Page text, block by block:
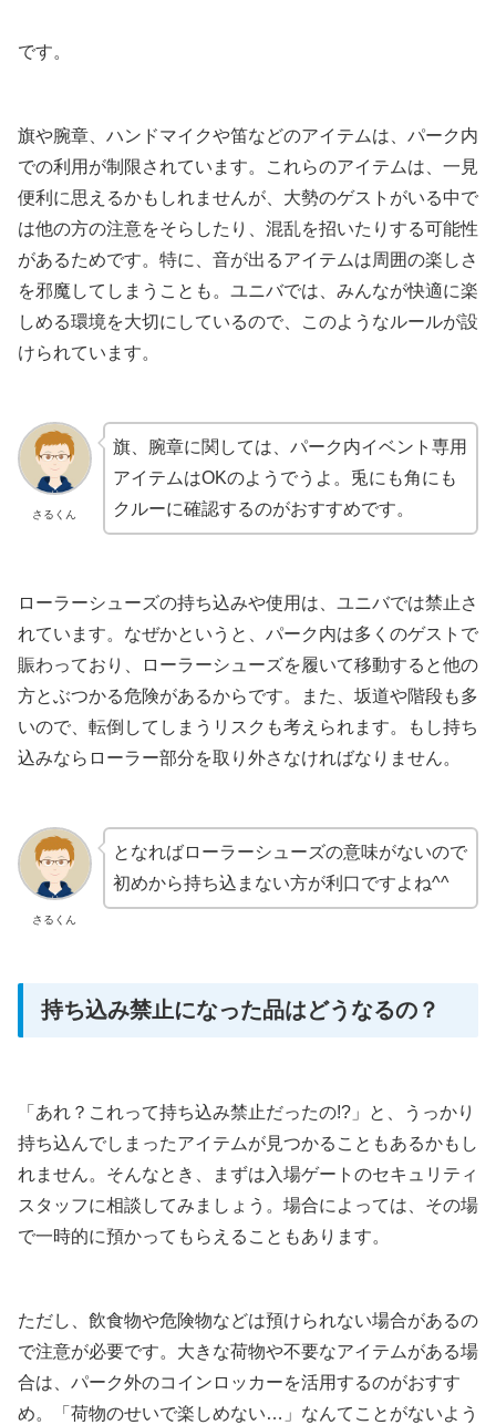
です。
旗や腕章、ハンドマイクや笛などのアイテムは、パーク内
での利用が制限されています。これらのアイテムは、一見
便利に思えるかもしれませんが、大勢のゲストがいる中で
は他の方の注意をそらしたり、混乱を招いたりする可能性
があるためです。特に、音が出るアイテムは周囲の楽しさ
を邪魔してしまうことも。ユニバでは、みんなが快適に楽
しめる環境を大切にしているので、このようなルールが設
けられています。
さるくん
旗、腕章に関しては、パーク内イベント専用
アイテムはOKのようでうよ。兎にも角にも
クルーに確認するのがおすすめです。
ローラーシューズの持ち込みや使用は、ユニバでは禁止さ
れています。なぜかというと、パーク内は多くのゲストで
賑わっており、ローラーシューズを履いて移動すると他の
方とぶつかる危険があるからです。また、坂道や階段も多
いので、転倒してしまうリスクも考えられます。もし持ち
込みならローラー部分を取り外さなければなりません。
さるくん
となればローラーシューズの意味がないので
初めから持ち込まない方が利口ですよね^^
持ち込み禁止になった品はどうなるの？
「あれ？これって持ち込み禁止だったの!?」と、うっかり
持ち込んでしまったアイテムが見つかることもあるかもし
れません。そんなとき、まずは入場ゲートのセキュリティ
スタッフに相談してみましょう。場合によっては、その場
で一時的に預かってもらえることもあります。
ただし、飲食物や危険物などは預けられない場合があるの
で注意が必要です。大きな荷物や不要なアイテムがある場
合は、パーク外のコインロッカーを活用するのがおすす
め。「荷物のせいで楽しめない…」なんてことがないよう